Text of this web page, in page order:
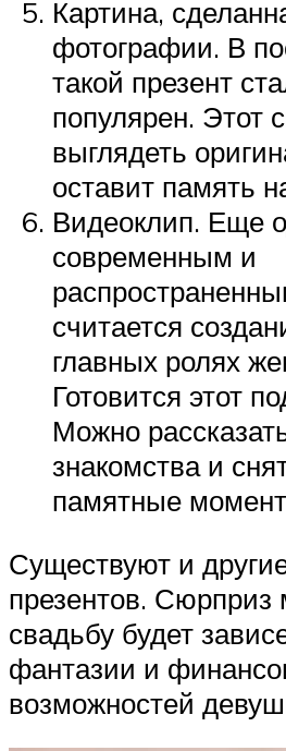
Картина,
фотографии. В
такой презент
популярен. Этот
выглядеть
оставит память
Видеоклип. Еще
современным и
считается
главных ролях
Готовится этот
Можно
знакомства и
памятные
Существуют и
презентов. Сюрприз
свадьбу будет
фантазии и
возможностей